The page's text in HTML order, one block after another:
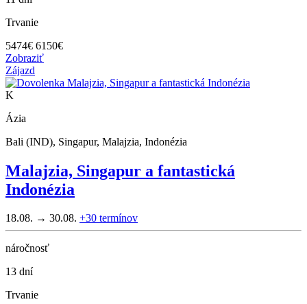
Trvanie
5474€ 6150€
Zobraziť
Zájazd
K
Ázia
Bali (IND), Singapur, Malajzia, Indonézia
Malajzia, Singapur a fantastická
Indonézia
18.08. → 30.08. +30 termínov
náročnosť
13 dní
Trvanie